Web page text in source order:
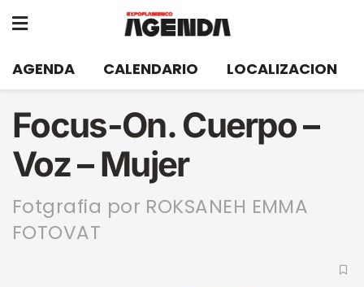
AGENDA CALENDARIO LOCALIZACION
Focus-On. Cuerpo –
Voz – Mujer
Fotgrafia por ROKSANEH EMMA
FOTOVAT